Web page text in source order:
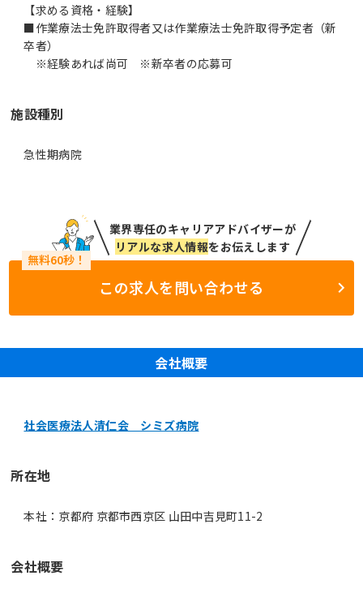
【求める資格・経験】
■作業療法士免許取得者又は作業療法士免許取得予定者（新
卒者）
※経験あれば尚可 ※新卒者の応募可
施設種別
急性期病院
業界専任のキャリアアドバイザーが
リアルな求人情報をお伝えします
この求人を問い合わせる
会社概要
社会医療法人清仁会 シミズ病院
所在地
本社：京都府 京都市西京区 山田中吉見町11-2
会社概要